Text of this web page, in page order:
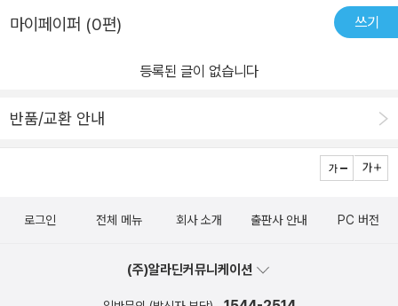
며 개발하고 있는 프로그래머들이 이러한 경험을 하기란 쉽지가 않
다. 바로 이 책이 기획된 이유가 여기에 있다.
마이페이퍼 (0편) 쓰기
등록된 글이 없습니다
반품/교환 안내
로그인 전체 메뉴 회사 소개 출판사 안내 PC 버전
(주)알라딘커뮤니케이션